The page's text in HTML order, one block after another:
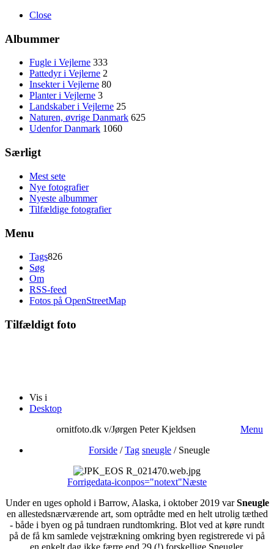
Close
Albummer
Fugle i Vejlerne 333
Pattedyr i Vejlerne 2
Insekter i Vejlerne 80
Planter i Vejlerne 3
Landskaber i Vejlerne 25
Naturen, øvrige Danmark 625
Udenfor Danmark 1060
Særligt
Mest sete
Nye fotografier
Nyeste albummer
Tilfældige fotografier
Menu
Tags826
Søg
Om
RSS-feed
Fotos på OpenStreetMap
Tilfældigt foto
Vis i
Desktop
ornitfoto.dk v/Jørgen Peter Kjeldsen
Menu
Forside /Tag sneugle / Sneugle
Forrigedata-iconpos="notext"Næste
Under en uges ophold i Barrow, Alaska, i oktober 2019 varSneugle
en allestedsnærværende art, som optrådte med en helt utrolig tæthed
- både i byen og på tundraen rundtomkring. Blot ved at køre rundt
på de få km samlede vejstrækning omkring byen registrerede vi på
en enkelt dag ikke færre end 29 (!) forskellige Sneugler.